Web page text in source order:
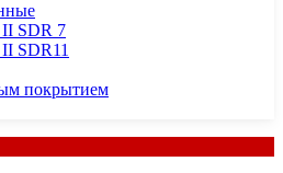
SDR 7
SDR11
покрытием